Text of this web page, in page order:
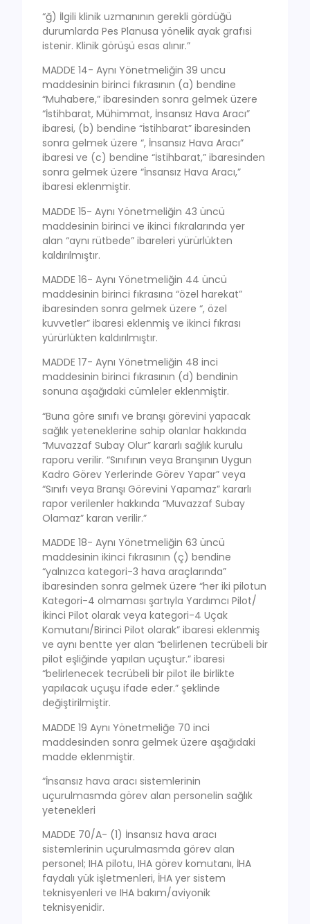
“ğ) İlgili klinik uzmanının gerekli gördüğü
durumlarda Pes Planusa yönelik ayak grafısi
istenir. Klinik görüşü esas alınır.”
MADDE 14- Aynı Yönetmeliğin 39 uncu
maddesinin birinci fıkrasının (a) bendine
“Muhabere,” ibaresinden sonra gelmek üzere
“İstihbarat, Mühimmat, İnsansız Hava Aracı”
ibaresi, (b) bendine “İstihbarat” ibaresinden
sonra gelmek üzere “, İnsansız Hava Aracı”
ibaresi ve (c) bendine “İstihbarat,” ibaresinden
sonra gelmek üzere “İnsansız Hava Aracı,”
ibaresi eklenmiştir.
MADDE 15- Aynı Yönetmeliğin 43 üncü
maddesinin birinci ve ikinci fıkralarında yer
alan “aynı rütbede” ibareleri yürürlükten
kaldırılmıştır.
MADDE 16- Aynı Yönetmeliğin 44 üncü
maddesinin birinci fıkrasına “özel harekat”
ibaresinden sonra gelmek üzere “, özel
kuvvetler” ibaresi eklenmiş ve ikinci fıkrası
yürürlükten kaldırılmıştır.
MADDE 17- Aynı Yönetmeliğin 48 inci
maddesinin birinci fıkrasının (d) bendinin
sonuna aşağıdaki cümleler eklenmiştir.
“Buna göre sınıfı ve branşı görevini yapacak
sağlık yeteneklerine sahip olanlar hakkında
“Muvazzaf Subay Olur” kararlı sağlık kurulu
raporu verilir. “Sınıfının veya Branşının Uygun
Kadro Görev Yerlerinde Görev Yapar” veya
“Sınıfı veya Branşı Görevini Yapamaz” kararlı
rapor verilenler hakkında “Muvazzaf Subay
Olamaz” karan verilir.”
MADDE 18- Aynı Yönetmeliğin 63 üncü
maddesinin ikinci fıkrasının (ç) bendine
“yalnızca kategori-3 hava araçlarında”
ibaresinden sonra gelmek üzere “her iki pilotun
Kategori-4 olmaması şartıyla Yardımcı Pilot/
İkinci Pilot olarak veya kategori-4 Uçak
Komutanı/Birinci Pilot olarak” ibaresi eklenmiş
ve aynı bentte yer alan “belirlenen tecrübeli bir
pilot eşliğinde yapılan uçuştur.” ibaresi
“belirlenecek tecrübeli bir pilot ile birlikte
yapılacak uçuşu ifade eder.” şeklinde
değiştirilmiştir.
MADDE 19 Aynı Yönetmeliğe 70 inci
maddesinden sonra gelmek üzere aşağıdaki
madde eklenmiştir.
“İnsansız hava aracı sistemlerinin
uçurulmasmda görev alan personelin sağlık
yetenekleri
MADDE 70/A- (1) İnsansız hava aracı
sistemlerinin uçurulmasmda görev alan
personel; IHA pilotu, IHA görev komutanı, İHA
faydalı yük işletmenleri, İHA yer sistem
teknisyenleri ve IHA bakım/aviyonik
teknisyenidir.